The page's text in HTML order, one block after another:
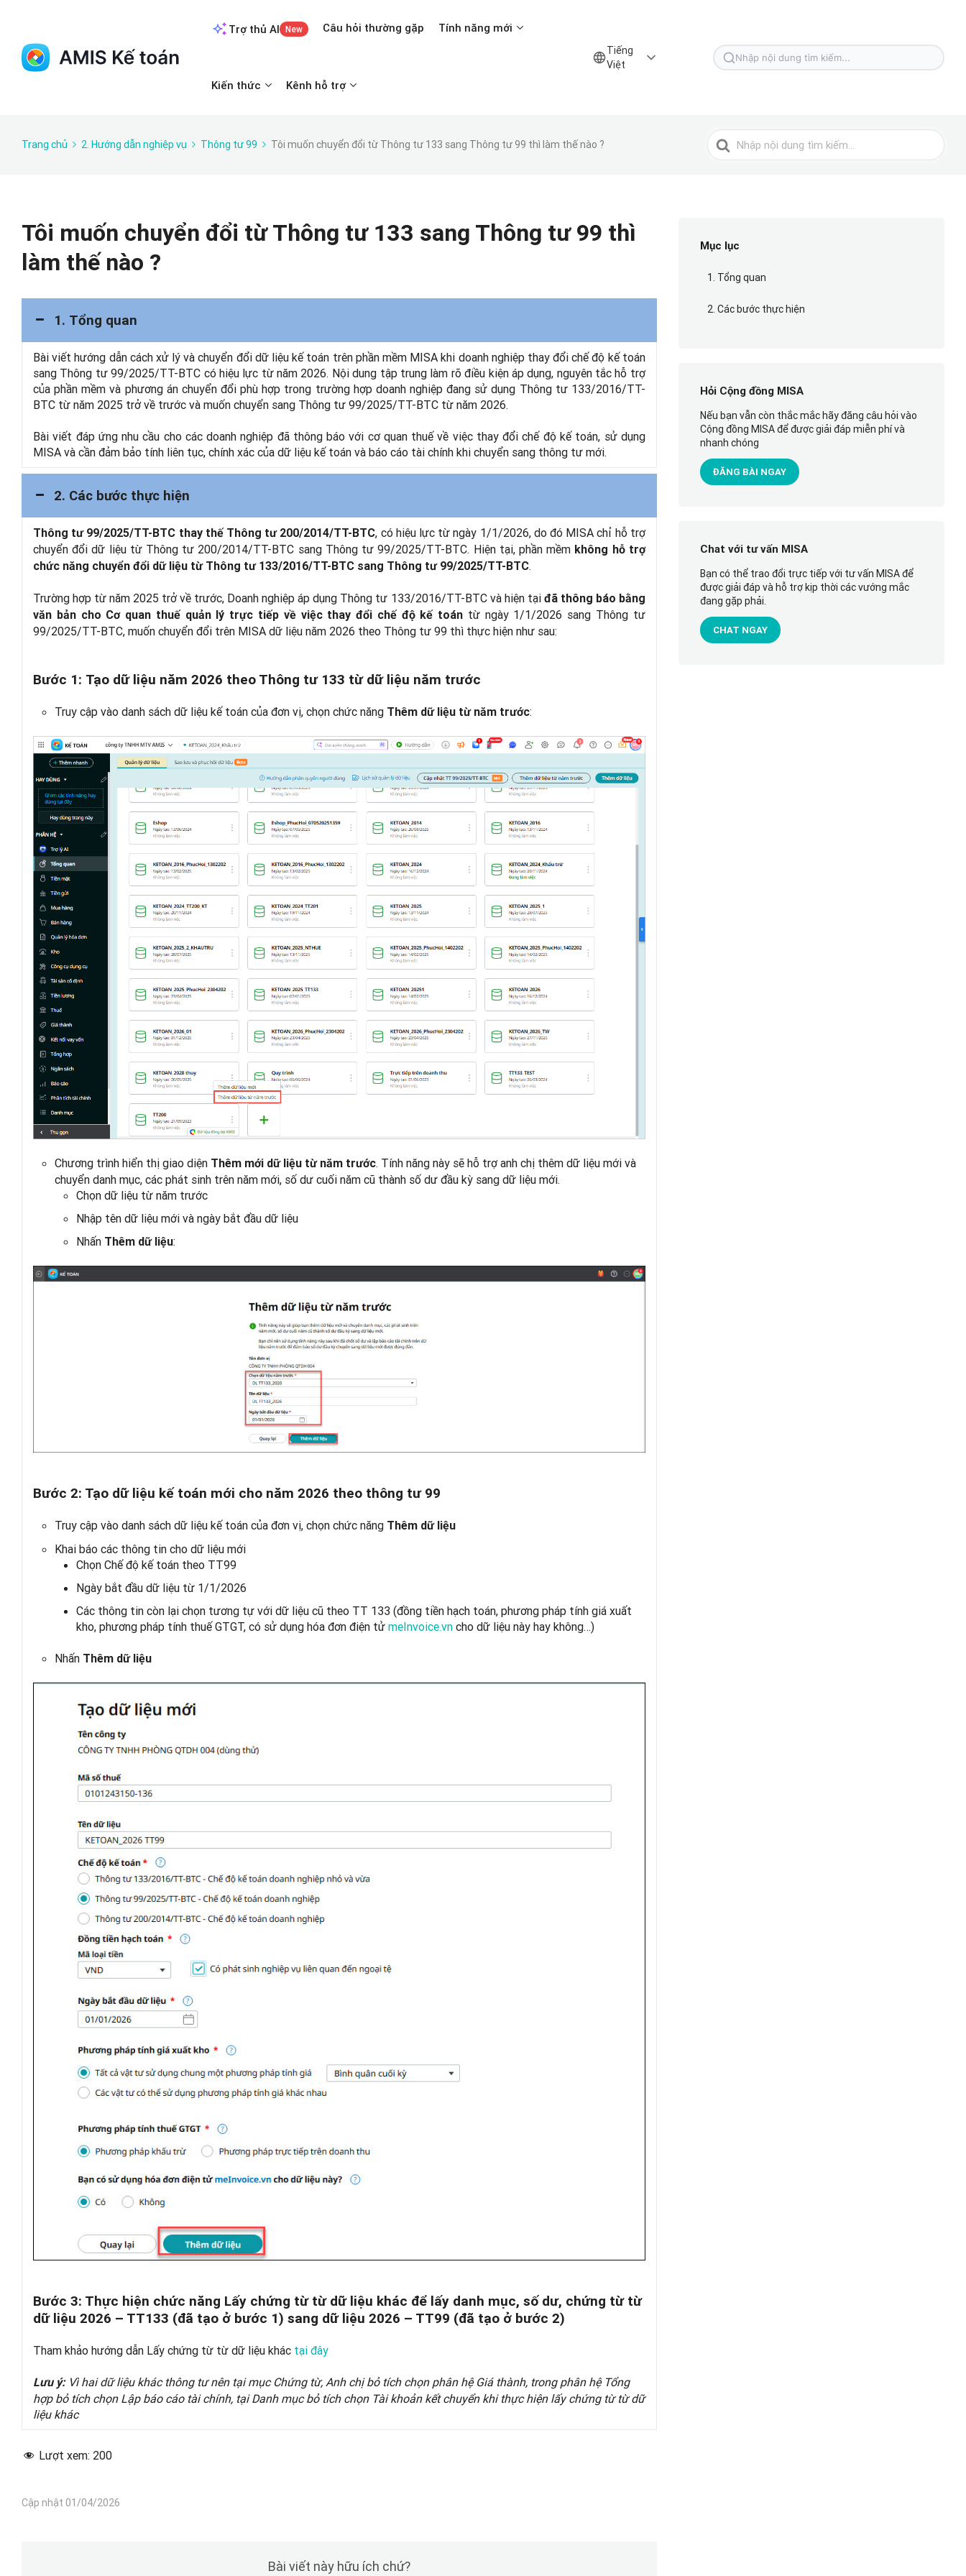
Trợ thủ AI New Câu hỏi thường gặp Tính năng mới
Kiến thức Kênh hỗ trợ
Tiếng
Việt
Tìm
Trang chủ 2. Hướng dẫn nghiệp vụ Thông tư 99 Tôi muốn chuyển đổi từ Thông tư 133 sang Thông tư 99 thì làm thế nào ?
Tìm
kiếm
Tôi muốn chuyển đổi từ Thông tư 133 sang Thông tư 99 thì
làm thế nào ?
1. Tổng quan
Bài viết hướng dẫn cách xử lý và chuyển đổi dữ liệu kế toán trên phần mềm MISA khi doanh nghiệp thay đổi chế độ kế toán
sang Thông tư 99/2025/TT-BTC có hiệu lực từ năm 2026. Nội dung tập trung làm rõ điều kiện áp dụng, nguyên tắc hỗ trợ
của phần mềm và phương án chuyển đổi phù hợp trong trường hợp doanh nghiệp đang sử dụng Thông tư 133/2016/TT-
BTC từ năm 2025 trở về trước và muốn chuyển sang Thông tư 99/2025/TT-BTC từ năm 2026.
Bài viết đáp ứng nhu cầu cho các doanh nghiệp đã thông báo với cơ quan thuế về việc thay đổi chế độ kế toán, sử dụng
MISA và cần đảm bảo tính liên tục, chính xác của dữ liệu kế toán và báo cáo tài chính khi chuyển sang thông tư mới.
2. Các bước thực hiện
Thông tư 99/2025/TT-BTC thay thế Thông tư 200/2014/TT-BTC, có hiệu lực từ ngày 1/1/2026, do đó MISA chỉ hỗ trợ
chuyển đổi dữ liệu từ Thông tư 200/2014/TT-BTC sang Thông tư 99/2025/TT-BTC. Hiện tại, phần mềm không hỗ trợ
chức năng chuyển đổi dữ liệu từ Thông tư 133/2016/TT-BTC sang Thông tư 99/2025/TT-BTC.
Trường hợp từ năm 2025 trở về trước, Doanh nghiệp áp dụng Thông tư 133/2016/TT-BTC và hiện tại đã thông báo bằng
văn bản cho Cơ quan thuế quản lý trực tiếp về việc thay đổi chế độ kế toán từ ngày 1/1/2026 sang Thông tư
99/2025/TT-BTC, muốn chuyển đổi trên MISA dữ liệu năm 2026 theo Thông tư 99 thì thực hiện như sau:
Bước 1: Tạo dữ liệu năm 2026 theo Thông tư 133 từ dữ liệu năm trước
Truy cập vào danh sách dữ liệu kế toán của đơn vị, chọn chức năng Thêm dữ liệu từ năm trước:
Chương trình hiển thị giao diện Thêm mới dữ liệu từ năm trước. Tính năng này sẽ hỗ trợ anh chị thêm dữ liệu mới và
chuyển danh mục, các phát sinh trên năm mới, số dư cuối năm cũ thành số dư đầu kỳ sang dữ liệu mới.
Chọn dữ liệu từ năm trước
Nhập tên dữ liệu mới và ngày bắt đầu dữ liệu
Nhấn Thêm dữ liệu:
Bước 2: Tạo dữ liệu kế toán mới cho năm 2026 theo thông tư 99
Truy cập vào danh sách dữ liệu kế toán của đơn vị, chọn chức năng Thêm dữ liệu
Khai báo các thông tin cho dữ liệu mới
Chọn Chế độ kế toán theo TT99
Ngày bắt đầu dữ liệu từ 1/1/2026
Các thông tin còn lại chọn tương tự với dữ liệu cũ theo TT 133 (đồng tiền hạch toán, phương pháp tính giá xuất
kho, phương pháp tính thuế GTGT, có sử dụng hóa đơn điện tử meInvoice.vn cho dữ liệu này hay không…)
Nhấn Thêm dữ liệu
Bước 3: Thực hiện chức năng Lấy chứng từ từ dữ liệu khác để lấy danh mục, số dư, chứng từ từ
dữ liệu 2026 – TT133 (đã tạo ở bước 1) sang dữ liệu 2026 – TT99 (đã tạo ở bước 2)
Tham khảo hướng dẫn Lấy chứng từ từ dữ liệu khác tại đây
Lưu ý: Vì hai dữ liệu khác thông tư nên tại mục Chứng từ, Anh chị bỏ tích chọn phân hệ Giá thành, trong phân hệ Tổng
hợp bỏ tích chọn Lập báo cáo tài chính, tại Danh mục bỏ tích chọn Tài khoản kết chuyển khi thực hiện lấy chứng từ từ dữ
liệu khác
Lượt xem: 200
Cập nhật 01/04/2026
Bài viết này hữu ích chứ?
Mục lục
1. Tổng quan
2. Các bước thực hiện
Hỏi Cộng đồng MISA
Nếu bạn vẫn còn thắc mắc hãy đăng câu hỏi vào
Cộng đồng MISA để được giải đáp miễn phí và
nhanh chóng
ĐĂNG BÀI NGAY
Chat với tư vấn MISA
Bạn có thể trao đổi trực tiếp với tư vấn MISA để
được giải đáp và hỗ trợ kịp thời các vướng mắc
đang gặp phải.
CHAT NGAY